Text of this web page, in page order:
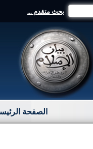
بحث متقدم ...
الصفحة